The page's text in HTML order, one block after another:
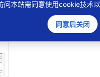
直聘”启动网
问本站需同意使用cookie技术以
同意后关闭